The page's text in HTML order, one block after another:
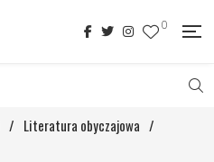
0
/ Literatura obyczajowa /